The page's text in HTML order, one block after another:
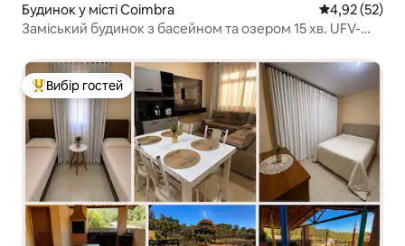
Будинок у місті Coimbra Середня
4,92 (52)
Заміський будинок з басейном та озером 15 хв. UFV-
Топ вибір гостей
Вибір гостей